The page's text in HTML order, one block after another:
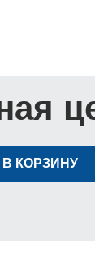
В КОРЗИНУ